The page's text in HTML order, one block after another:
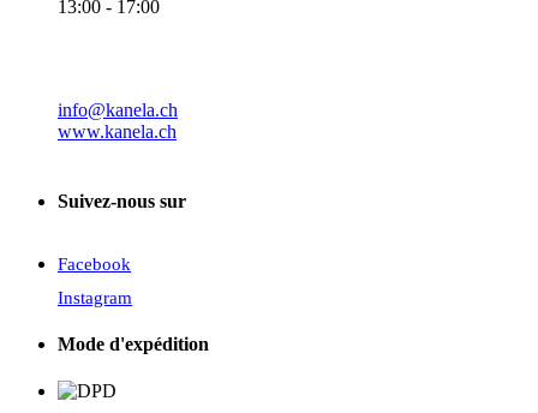
13:00 - 17:00
info@kanela.ch
www.kanela.ch
Suivez-nous sur
Facebook
Instagram
Mode d'expédition